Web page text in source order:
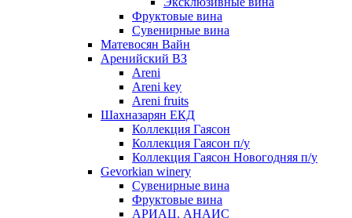
Фруктовые вина
Cувенирные вина
Матевосян Вайн
Аренийский ВЗ
Areni
Areni key
Areni fruits
Шахназарян ЕКД
Коллекция Гаясон
Коллекция Гаясон п/у
Коллекция Гаясон Новогодняя п/у
Gevorkian winery
Сувенирные вина
Фруктовые вина
АРИАЦ. АНАИС